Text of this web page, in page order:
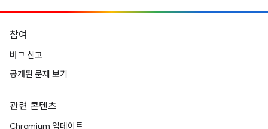
참여
버그 신고
공개된 문제 보기
관련 콘텐츠
Chromium 업데이트